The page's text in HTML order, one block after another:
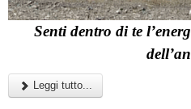
Senti dentro di te
Leggi tutto...